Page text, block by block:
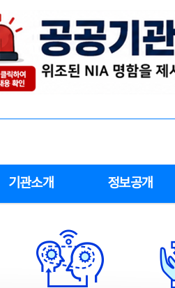
기관소개 정보공개